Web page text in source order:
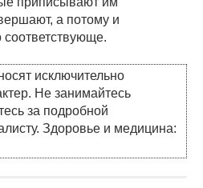
а потому и
соответствующе.
исключительно
Не занимайтесь
за подробной
Здоровье и медицина: